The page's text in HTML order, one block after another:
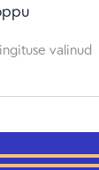
valinud